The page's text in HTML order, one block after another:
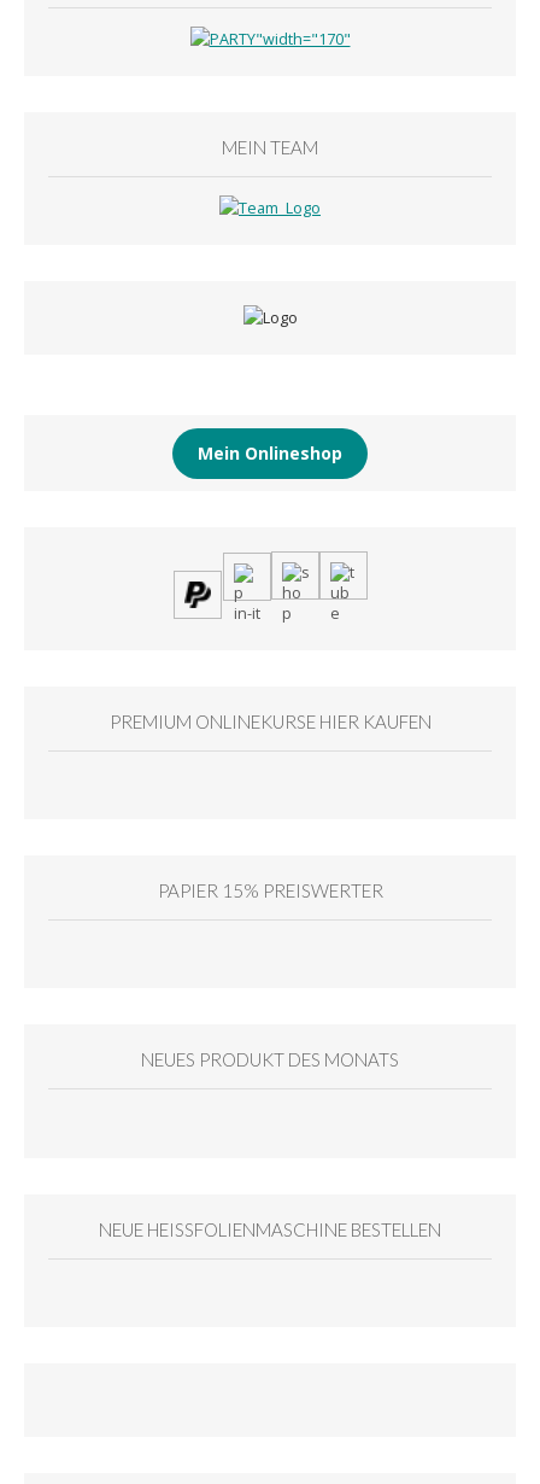
MEIN TEAM
Mein Onlineshop
PREMIUM ONLINEKURSE HIER KAUFEN
PAPIER 15% PREISWERTER
NEUES PRODUKT DES MONATS
NEUE HEISSFOLIENMASCHINE BESTELLEN